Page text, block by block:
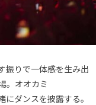
振りで一体感を生み出
。オオカミ
にダンスを披露する。